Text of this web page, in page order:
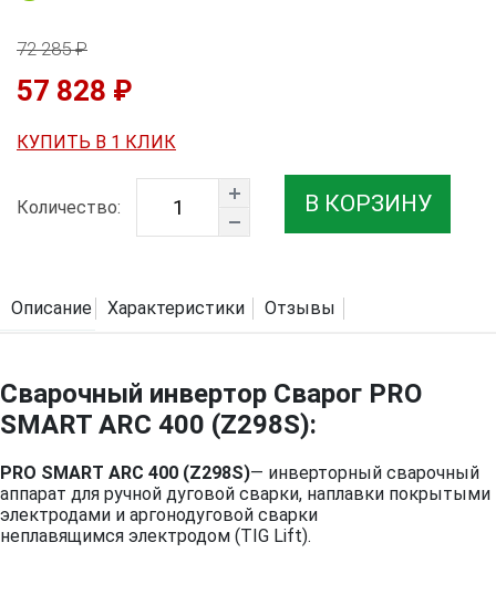
72 285 ₽
57 828 ₽
КУПИТЬ В 1 КЛИК
Количество: В КОРЗИНУ
Описание Характеристики Отзывы
Сварочный инвертор Сварог PRO
SMART ARC 400 (Z298S):
PRO SMART ARC 400 (Z298S)— инверторный сварочный
аппарат для ручной дуговой сварки, наплавки покрытыми
электродами и аргонодуговой сварки
неплавящимся электродом (TIG Lift).